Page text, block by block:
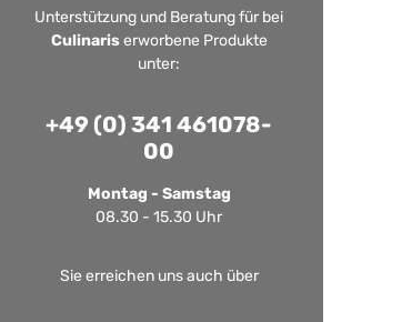
Unterstützung und Beratung für bei
Culinariserworbene Produkte
unter:
+49 (0) 341 461078-
00
Montag - Samstag
08.30 - 15.30 Uhr
Sie erreichen uns auch über